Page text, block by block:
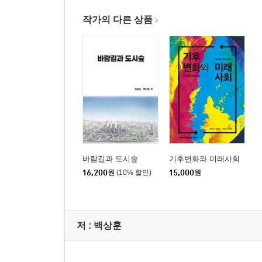
3.4.2 기간별 도로 재비산먼지 발생현황
3.5 도로 재비산먼지 저감사업 효과 추정
3.5.1 미세먼지 계절관리제 실시 효과
3.5.2 미세먼지 제거차량 운영 효과
4장 주민생활공간 미세먼지관리 기획리빙랩 사례
4.1 기획리빙랩 운영 개요
4.1.1 배경 및 필요성
4.1.2 기획리빙랩 구성과 운영내용
4.2 주민생활공간 미세먼지 문제 파악
4.3.1 시범사업 지역 선정
작가의 다른 상품
바람길과 도시숲
16,200원 (10% 할인)
기후변화와 미래사회
15,000원
저 : 백상훈